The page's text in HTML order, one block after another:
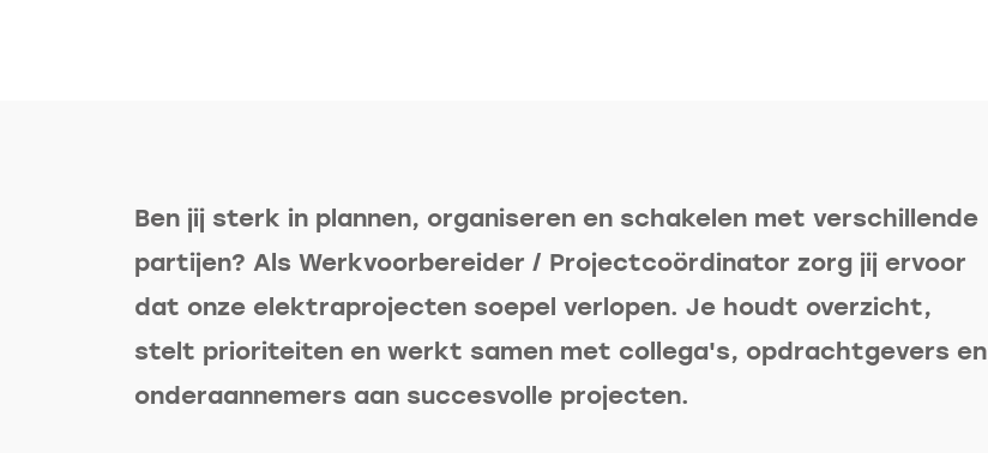
Ben jij sterk in plannen, organiseren en schakelen met verschillende
partijen? Als Werkvoorbereider / Projectcoördinator zorg jij ervoor
dat onze elektraprojecten soepel verlopen. Je houdt overzicht,
stelt prioriteiten en werkt samen met collega's, opdrachtgevers en
onderaannemers aan succesvolle projecten.